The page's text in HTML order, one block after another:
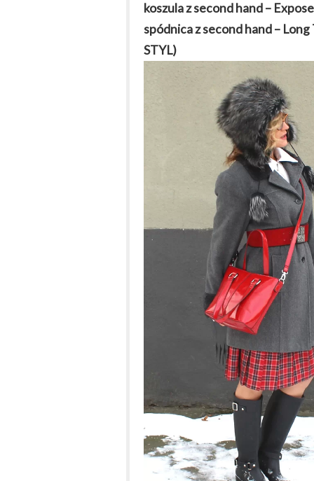
koszula z second hand –
spódnica z second hand – Long
STYL)